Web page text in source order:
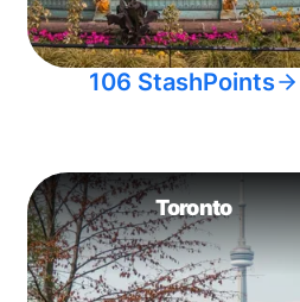
106 StashPoints
Toronto